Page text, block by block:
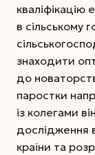
кваліфікацію
в сільському
знаходити
до
паростки
із колегами
дослідження
країни та